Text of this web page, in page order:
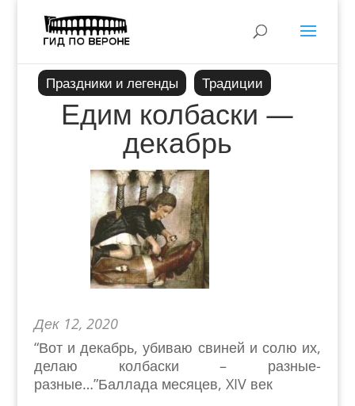
Праздники и легенды Традиции
Едим колбаски —
декабрь
Дек 12, 2020
“Вот и декабрь, убиваю свиней и солю их,
делаю колбаски – разные-
разные…”Баллада месяцев, XIV век